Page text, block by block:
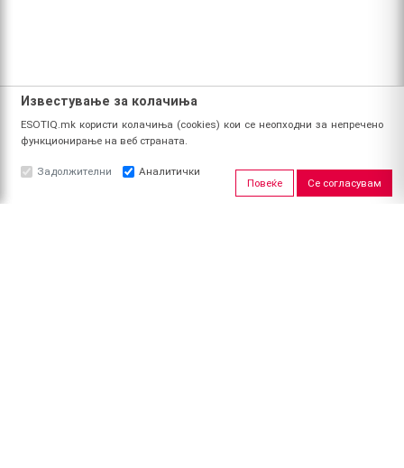
Известување за колачиња
ESOTIQ.mk користи колачиња (cookies) кои се неопходни за непречено
функционирање на веб страната.
Задолжителни
Аналитички
Повеќе
Се согласувам